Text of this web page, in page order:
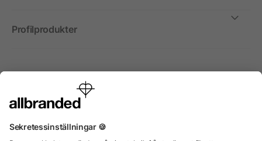
Profilprodukter
Internationellt